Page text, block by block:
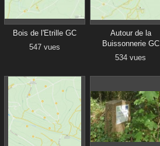
Bois de l'Etrille GC
547 vues
Autour de la
Buissonnerie GC
534 vues